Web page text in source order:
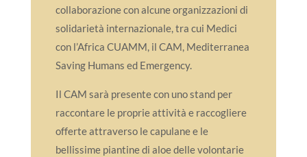
collaborazione con alcune organizzazioni di
solidarietà internazionale, tra cui Medici
con l’Africa CUAMM, il CAM, Mediterranea
Saving Humans ed Emergency.
Il CAM sarà presente con uno stand per
raccontare le proprie attività e raccogliere
offerte attraverso le capulane e le
bellissime piantine di aloe delle volontarie